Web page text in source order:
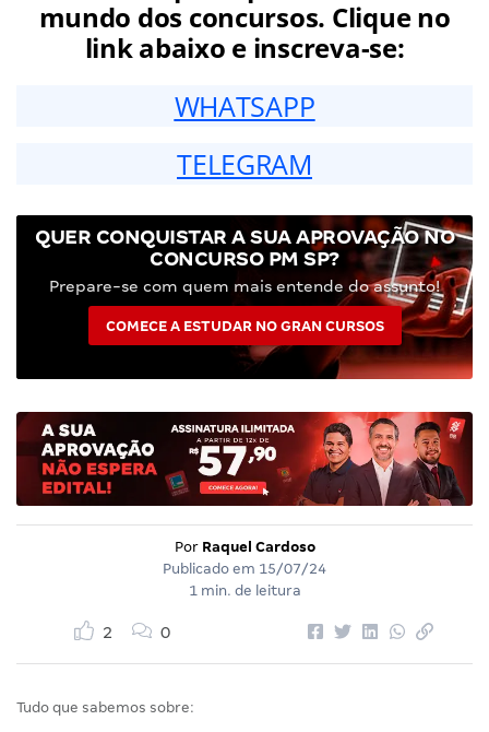
mundo dos concursos. Clique no
link abaixo e inscreva-se:
WHATSAPP
TELEGRAM
QUER CONQUISTAR A SUA APROVAÇÃO NO
CONCURSO PM SP?
Prepare-se com quem mais entende do assunto!
COMECE A ESTUDAR NO GRAN CURSOS
Por Raquel Cardoso
Publicado em 15/07/24
1 min. de leitura
2 0
Tudo que sabemos sobre: